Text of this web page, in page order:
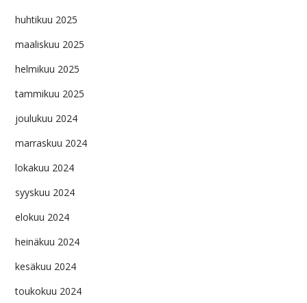
huhtikuu 2025
maaliskuu 2025
helmikuu 2025
tammikuu 2025
joulukuu 2024
marraskuu 2024
lokakuu 2024
syyskuu 2024
elokuu 2024
heinäkuu 2024
kesäkuu 2024
toukokuu 2024